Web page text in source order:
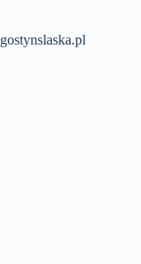
treści
gostynslaska.pl